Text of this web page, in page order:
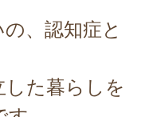
、認知症と
た暮らしを